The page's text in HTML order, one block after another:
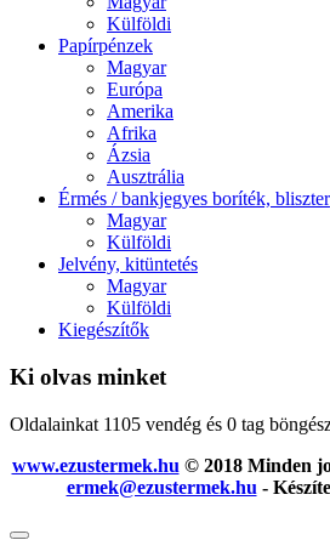
Külföldi
Papírpénzek
Magyar
Európa
Amerika
Afrika
Ázsia
Ausztrália
Érmés / bankjegyes boríték, bliszter
Magyar
Külföldi
Jelvény, kitüntetés
Magyar
Külföldi
Kiegészítők
Ki olvas minket
Oldalainkat 1105 vendég és 0 tag
www.ezustermek.hu © 2018 Minden
ermek@ezustermek.hu -